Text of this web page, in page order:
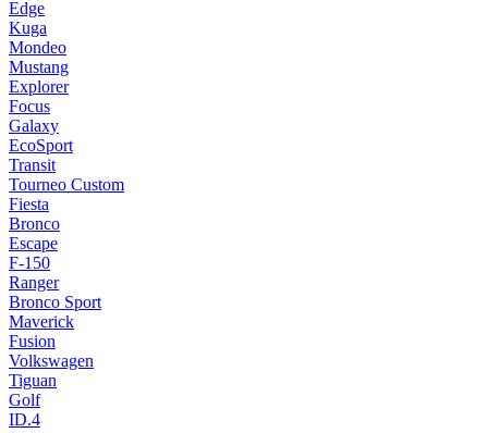
Edge
Kuga
Mondeo
Mustang
Explorer
Focus
Galaxy
EcoSport
Transit
Tourneo Custom
Fiesta
Bronco
Escape
F-150
Ranger
Bronco Sport
Maverick
Fusion
Volkswagen
Tiguan
Golf
ID.4